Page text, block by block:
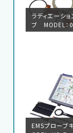
ラディエーシ
ブ MODEL：
6A/7A/8A/
EMSプローブ